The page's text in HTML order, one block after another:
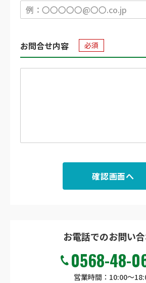
お問合せ内容 必須
確認画面へ
お電話でのお問い
0568-48-
営業時間：10:00～